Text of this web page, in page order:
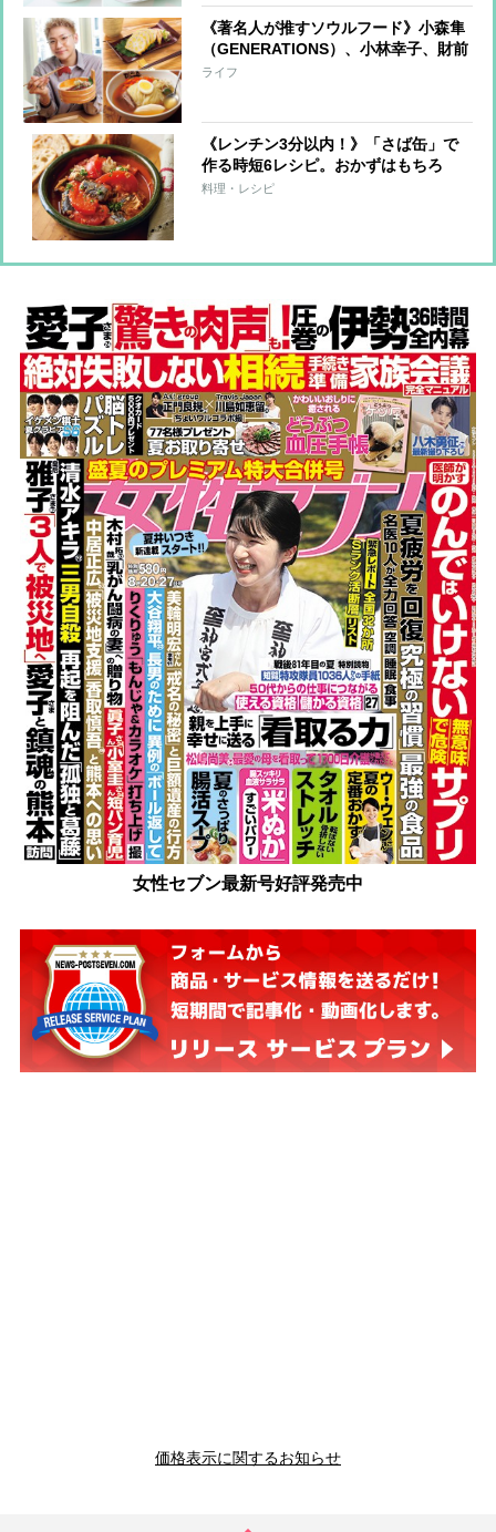
《著名人が推すソウルフード》小森隼
（GENERATIONS）、小林幸子、財前
直見らが愛する味は？お店やお取り寄
ライフ
《レンチン3分以内！》「さば缶」で
作る時短6レシピ。おかずはもちろ
ん、サンドもごはん系もおまかせ！
料理・レシピ
女性セブン最新号好評発売中
価格表示に関するお知らせ